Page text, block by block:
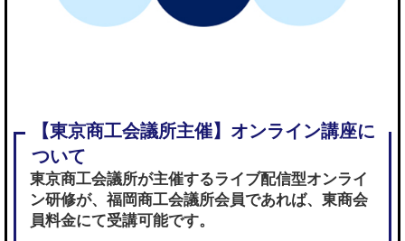
東京商工会議所が主催するライブ配信型オンライ
ン研修が、 福岡商工会議所会員であれば、東商会
員料金にて受講可能です。